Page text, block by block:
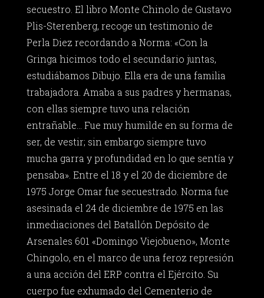
secuestro. El libro Monte Chinolo de Gustavo
Plis-Sterenberg, recoge un testimonio de
Perla Diez recordando a Norma: «Con la
Gringa hicimos todo el secundario juntas,
estudiábamos Dibujo. Ella era de una familia
trabajadora. Amaba a sus padres y hermanas,
con ellas siempre tuvo una relación
entrañable… Fue muy humilde en su forma de
ser, de vestir; sin embargo siempre tuvo
mucha garra y profundidad en lo que sentía y
pensaba». Entre el 18 y el 20 de diciembre de
1975 Jorge Omar fue secuestrado. Norma fue
asesinada el 24 de diciembre de 1975 en las
inmediaciones del Batallón Depósito de
Arsenales 601 «Domingo Viejobueno», Monte
Chingolo, en el marco de una feroz represión
a una acción del ERP contra el Ejército. Su
cuerpo fue exhumado del Cementerio de